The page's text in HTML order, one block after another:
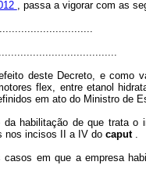
, passa a vigorar com as
deste Decreto, e
flex, entre etanol
em ato do Ministro de
da habilitação de que trata o
nos incisos II a IV do caput .
em que a empresa